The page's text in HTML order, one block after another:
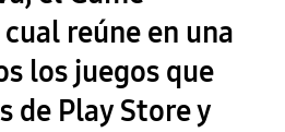
reúne en una
los juegos que
de Play Store y